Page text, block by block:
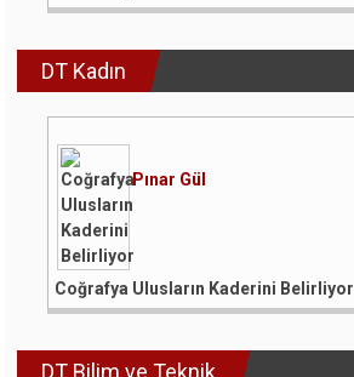
DT Kadın
Pınar Gül
Coğrafya Ulusların Kaderini Belirliyor
DT Bilim ve Teknik